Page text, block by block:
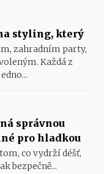
styling, který
zahradním party,
Každá z
správnou
pro hladkou
co vydrží déšť,
bezpečně...